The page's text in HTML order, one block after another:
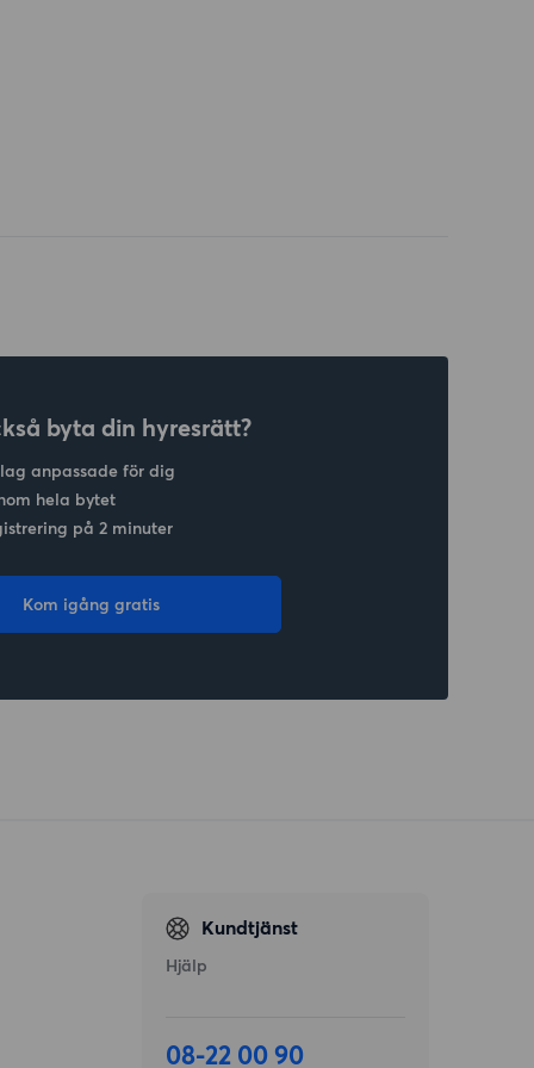
byta din hyresrätt?
anpassade för dig
hela bytet
på 2 minuter
Kom igång gratis
Kundtjänst
Hjälp
08-22 00 90